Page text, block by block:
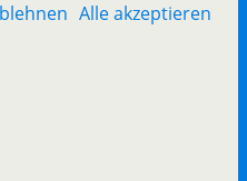
Alle akzeptieren